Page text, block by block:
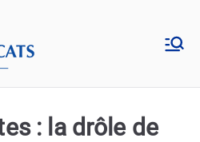
Avocats
Cabinet d’avocats en droit
: la drôle de